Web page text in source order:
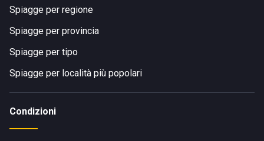
Spiagge per regione
Spiagge per provincia
Spiagge per tipo
Spiagge per località più popolari
Condizioni